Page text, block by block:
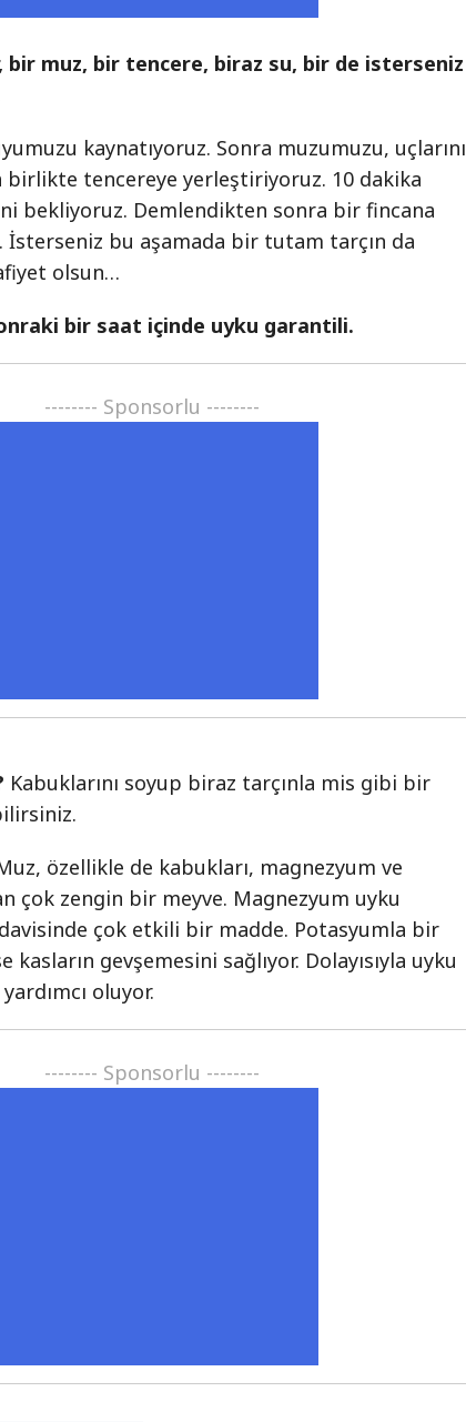
bir muz, bir tencere, biraz su, bir de isterseniz
kaynatıyoruz. Sonra muzumuzu, uçlarını
birlikte tencereye yerleştiriyoruz. 10 dakika
bekliyoruz. Demlendikten sonra bir fincana
İsterseniz bu aşamada bir tutam tarçın da
olsun…
bir saat içinde uyku garantili.
-------- Sponsorlu --------
Kabuklarını soyup biraz tarçınla mis gibi bir
özellikle de kabukları, magnezyum ve
çok zengin bir meyve. Magnezyum uyku
çok etkili bir madde. Potasyumla bir
kasların gevşemesini sağlıyor. Dolayısıyla uyku
oluyor.
-------- Sponsorlu --------